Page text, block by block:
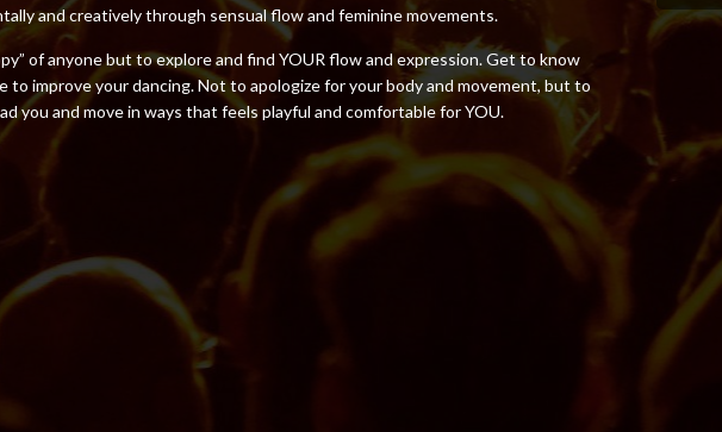
and creatively through sensual flow and feminine movements.
of anyone but to explore and find YOUR flow and expression. Get to know
to improve your dancing. Not to apologize for your body and movement, but to
you and move in ways that feels playful and comfortable for YOU.